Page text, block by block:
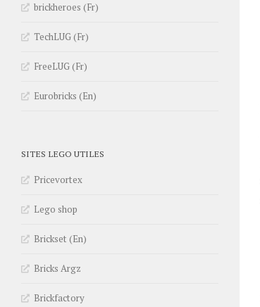
brickheroes (Fr)
TechLUG (Fr)
FreeLUG (Fr)
Eurobricks (En)
SITES LEGO UTILES
Pricevortex
Lego shop
Brickset (En)
Bricks Argz
Brickfactory